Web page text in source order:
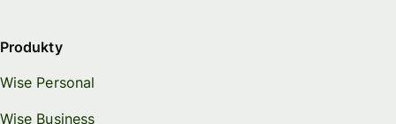
Produkty
Wise Personal
Wise Business